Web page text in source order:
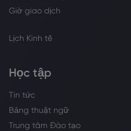
Giờ giao dịch
Lịch Kinh tế
Học tập
Tin tức
Bảng thuật ngữ
Trung tâm Đào tạo